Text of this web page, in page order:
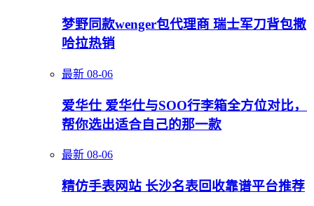
梦野同款wenger包代理商 瑞士军刀背包撒
哈拉热销
最新 08-06
爱华仕 爱华仕与SOO行李箱全方位对比，
帮你选出适合自己的那一款
最新 08-06
精仿手表网站 长沙名表回收靠谱平台推荐